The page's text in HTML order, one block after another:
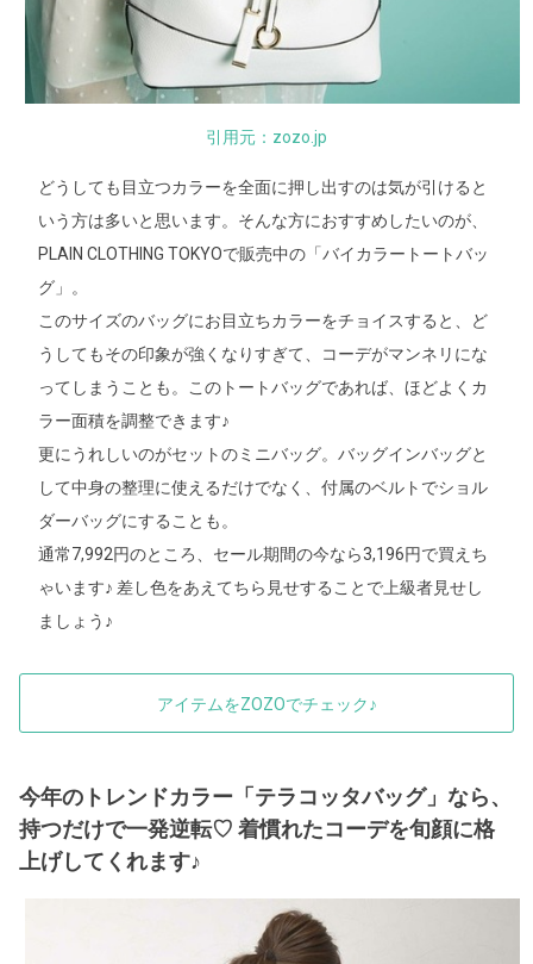
引用元：zozo.jp
どうしても目立つカラーを全面に押し出すのは気が引けると
いう方は多いと思います。そんな方におすすめしたいのが、
PLAIN CLOTHING TOKYOで販売中の「バイカラートートバッ
グ」。
このサイズのバッグにお目立ちカラーをチョイスすると、ど
うしてもその印象が強くなりすぎて、コーデがマンネリにな
ってしまうことも。このトートバッグであれば、ほどよくカ
ラー面積を調整できます♪
更にうれしいのがセットのミニバッグ。バッグインバッグと
して中身の整理に使えるだけでなく、付属のベルトでショル
ダーバッグにすることも。
通常7,992円のところ、セール期間の今なら3,196円で買えち
ゃいます♪ 差し色をあえてちら見せすることで上級者見せし
ましょう♪
アイテムをZOZOでチェック♪
今年のトレンドカラー「テラコッタバッグ」なら、
持つだけで一発逆転♡ 着慣れたコーデを旬顔に格
上げしてくれます♪